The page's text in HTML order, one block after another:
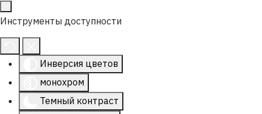
Инструменты доступности
Инверсия цветов
монохром
Темный контраст